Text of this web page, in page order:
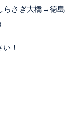
らさぎ大橋→徳島
！